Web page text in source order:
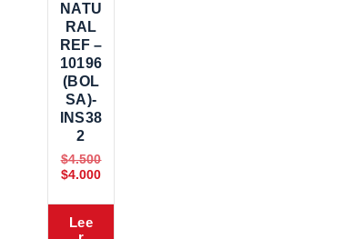
NATU
RAL
REF –
10196
(BOL
SA)-
INS38
2
$4.500
$4.000
Lee